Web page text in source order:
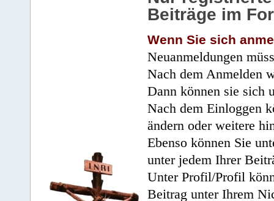
Beiträge im
Wenn Sie sich
Neuanmeldungen
Nach dem Anmelden
Dann können sie sich
Nach dem Einloggen
ändern oder weitere
Ebenso können Sie
unter jedem Ihrer
Unter Profil/Profil
Beitrag unter Ihrem